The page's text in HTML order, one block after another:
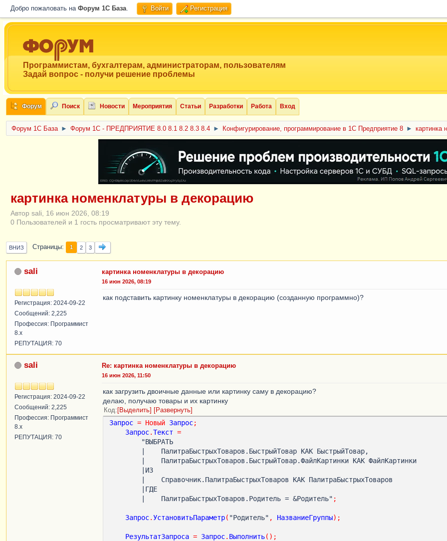
Добро пожаловать на Форум 1C База. Войти Регистрация
Программистам, бухгалтерам, администраторам, пользователям
Задай вопрос - получи решение проблемы
Форум Поиск Новости Мероприятия Статьи Разработки Работа Вход
Форум 1C База ► Форум 1С - ПРЕДПРИЯТИЕ 8.0 8.1 8.2 8.3 8.4 ► Конфигурирование, программирование в 1С Предприятие 8 ► картинка
ERID: CQH36pWzJqVJD4xVLsnhcU4hVPNjkBZe8KKxjJiYySyZAz
картинка номенклатуры в декорацию
Автор sali, 16 июн 2026, 08:19
0 Пользователей и 1 гость просматривают эту тему.
ВНИЗ Страницы 1 2 3
sali
Регистрация: 2024-09-22
Сообщений: 2,225
Профессия: Программист
8.x
РЕПУТАЦИЯ: 70
картинка номенклатуры в декорацию
16 июн 2026, 08:19
как подставить картинку номенклатуры в декорацию (созданную программно)?
sali
Регистрация: 2024-09-22
Сообщений: 2,225
Профессия: Программист
8.x
РЕПУТАЦИЯ: 70
Re: картинка номенклатуры в декорацию
16 июн 2026, 11:50
как загрузить двоичные данные или картинку саму в декорацию?
делаю, получаю товары и их картинку
Код Выделить Развернуть
Запрос = Новый Запрос;
Запрос.Текст =
        |    ПалитраБыстрыхТоваров.Родитель = &Родитель"
;
Запрос.УстановитьПараметр( "Родитель" , НазваниеГруппы);
РезультатЗапроса = Запрос. Выполнить();